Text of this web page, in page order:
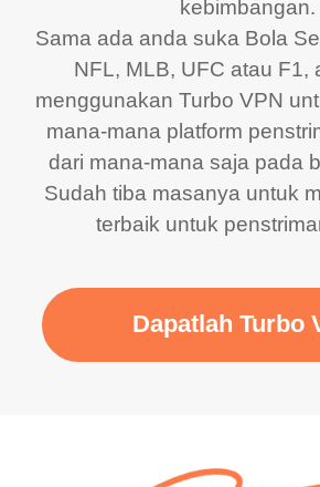
kebimbangan.
Sama ada anda suka Bola
NFL, MLB, UFC atau F1,
menggunakan Turbo VPN
mana-mana platform
dari mana-mana saja pada
Sudah tiba masanya untuk
terbaik untuk
Dapatlah Turbo